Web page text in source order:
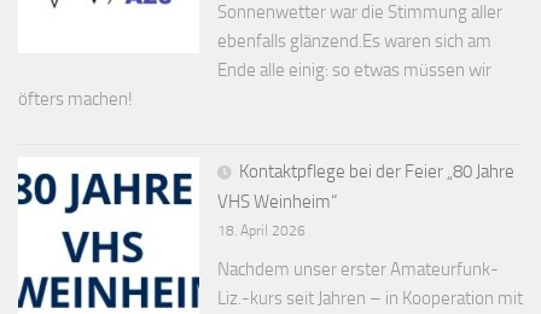
Sonnenwetter war die Stimmung aller
ebenfalls glänzend.Es waren sich am
Ende alle einig: so etwas müssen wir
öfters machen!
Kontaktpflege bei der Feier „80 Jahre
VHS Weinheim“
18. April 2026
Nachdem unser erster Amateurfunk-
Liz.-kurs seit Jahren – in Kooperation mit